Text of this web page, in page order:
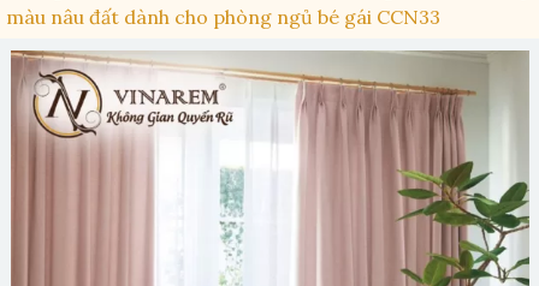
màu nâu đất dành cho phòng ngủ bé gái CCN33